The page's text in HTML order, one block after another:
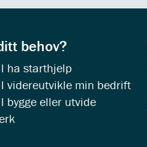
behov?
ha starthjelp
videreutvikle min bedrift
bygge eller utvide